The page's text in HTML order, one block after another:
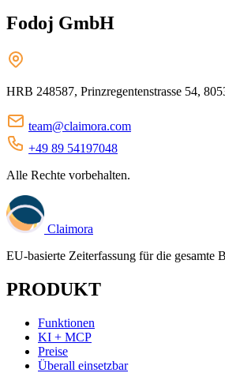
Fodoj GmbH
HRB 248587, Prinzregentenstrasse 54,
team@claimora.com
+49 89 54197048
Alle Rechte vorbehalten.
Claimora
EU-basierte Zeiterfassung für die gesamte
PRODUKT
Funktionen
KI + MCP
Preise
Überall einsetzbar